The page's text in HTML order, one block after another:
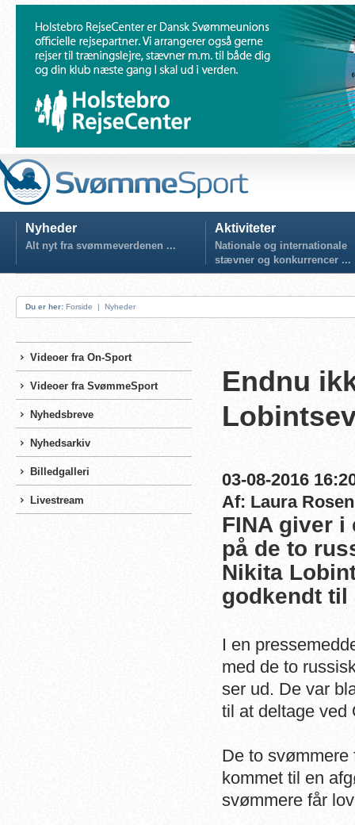
Nyheder
Alt nyt fra svømmeverdenen ...
Aktiviteter
Nationale og internationale
stævner og konkurrencer ...
Du er her: Forside | Nyheder
Videoer fra On-Sport
Videoer fra SvømmeSport
Nyhedsbreve
Nyhedsarkiv
Billedgalleri
Livestream
Endnu
03-08-2016
Af: Laura
FINA giver i
på de to
Nikita
godkendt til
I en
med de to
ser ud. De var
til at deltage ved
De to
kommet til en
svømmere får